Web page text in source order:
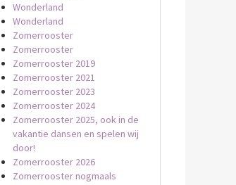
Wonderland
Wonderland
Zomerrooster
Zomerrooster
Zomerrooster 2019
Zomerrooster 2021
Zomerrooster 2023
Zomerrooster 2024
Zomerrooster 2025, ook in de
vakantie dansen en spelen wij
door!
Zomerrooster 2026
Zomerrooster nogmaals